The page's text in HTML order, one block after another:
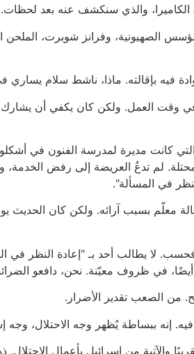
الكاميرا، والذي سنكشف عنه بعد
الصهيونية، وفرانز شوبرت،
فيه بإقالته. ماذا، ناشط سلام
وقت العمل. ولكن كان يكفي أن
كانت مديرة لمدرسة الفنون في
لم تدعُ العريضة إلى رفض الخدمة،
في المسألة".
بأنّه يحظر إقالة معلّم بسبب آرائه. ولكن
لا يطالب أحد بـ "إعادة النظر في
أيضًا، في ظروف معيّنة. نحن، دافعو
من الصعب تقدير الأضرار.
ببساطة يُظهر وجه الاحتلال، وجه
والآتية من إسرائيل بأعمال